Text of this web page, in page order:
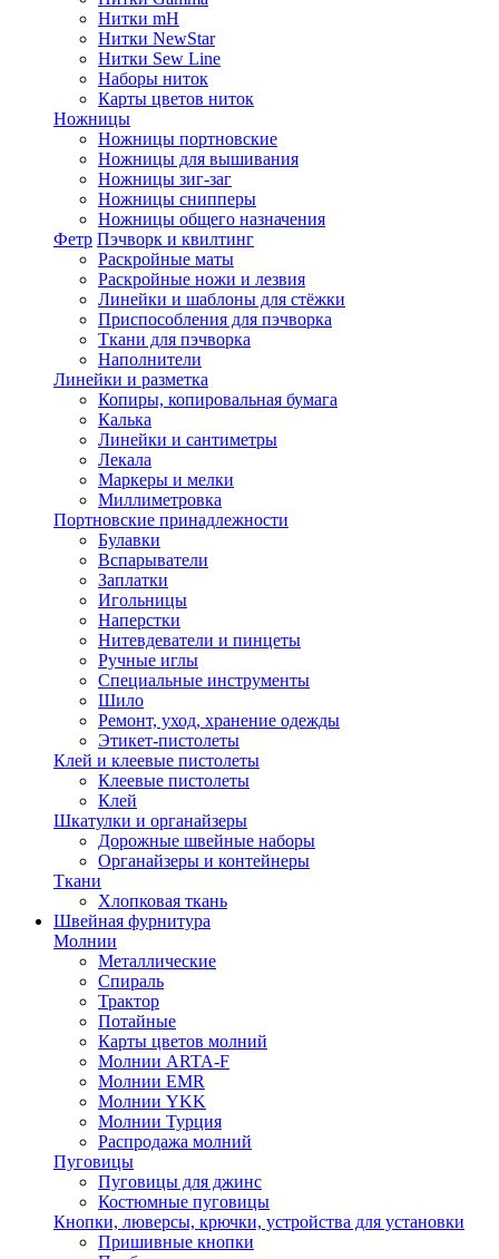
Нитки mH
Нитки NewStar
Нитки Sew Line
Наборы ниток
Карты цветов ниток
Ножницы
Ножницы портновские
Ножницы для вышивания
Ножницы зиг-заг
Ножницы снипперы
Ножницы общего назначения
Фетр Пэчворк и квилтинг
Раскройные маты
Раскройные ножи и лезвия
Линейки и шаблоны для стёжки
Приспособления для пэчворка
Ткани для пэчворка
Наполнители
Линейки и разметка
Копиры, копировальная бумага
Калька
Линейки и сантиметры
Лекала
Маркеры и мелки
Миллиметровка
Портновские принадлежности
Булавки
Вспарыватели
Заплатки
Игольницы
Наперстки
Нитевдеватели и пинцеты
Ручные иглы
Специальные инструменты
Шило
Ремонт, уход, хранение одежды
Этикет-пистолеты
Клей и клеевые пистолеты
Клеевые пистолеты
Клей
Шкатулки и органайзеры
Дорожные швейные наборы
Органайзеры и контейнеры
Ткани
Хлопковая ткань
Швейная фурнитура
Молнии
Металлические
Спираль
Трактор
Потайные
Карты цветов молний
Молнии ARTA-F
Молнии EMR
Молнии YKK
Молнии Турция
Распродажа молний
Пуговицы
Пуговицы для джинс
Костюмные пуговицы
Кнопки, люверсы, крючки, устройства для установки
Пришивные кнопки